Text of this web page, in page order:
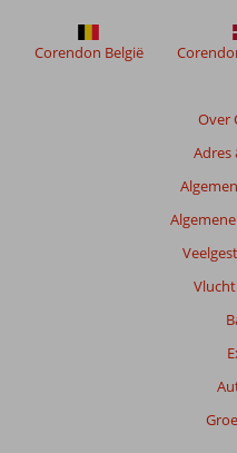
weergegeven
om
Over
Adres
Corendon België